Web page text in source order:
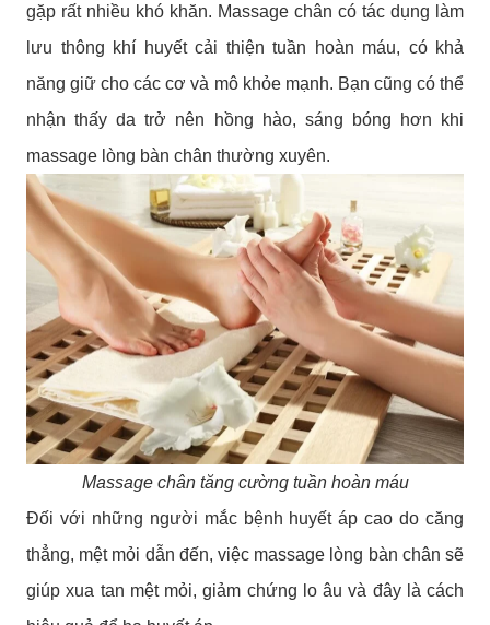
gặp rất nhiều khó khăn. Massage chân có tác dụng làm
lưu thông khí huyết cải thiện tuần hoàn máu, có khả
năng giữ cho các cơ và mô khỏe mạnh. Bạn cũng có thể
nhận thấy da trở nên hồng hào, sáng bóng hơn khi
massage lòng bàn chân thường xuyên.
Massage chân tăng cường tuần hoàn máu
Đối với những người mắc bệnh huyết áp cao do căng
thẳng, mệt mỏi dẫn đến, việc massage lòng bàn chân sẽ
giúp xua tan mệt mỏi, giảm chứng lo âu và đây là cách